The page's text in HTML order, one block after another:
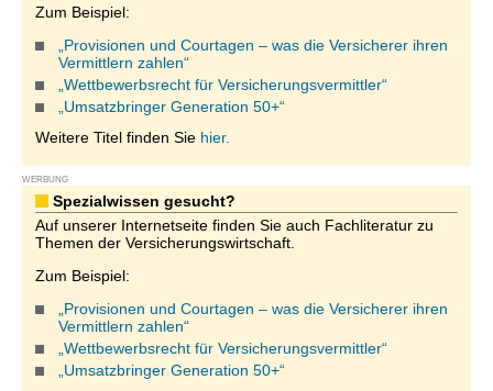
Zum Beispiel:
„Provisionen und Courtagen – was die Versicherer ihren
Vermittlern zahlen“
„Wettbewerbsrecht für Versicherungsvermittler“
„Umsatzbringer Generation 50+“
Weitere Titel finden Sie hier.
WERBUNG
Spezialwissen gesucht?
Auf unserer Internetseite finden Sie auch Fachliteratur zu
Themen der Versicherungswirtschaft.
Zum Beispiel:
„Provisionen und Courtagen – was die Versicherer ihren
Vermittlern zahlen“
„Wettbewerbsrecht für Versicherungsvermittler“
„Umsatzbringer Generation 50+“